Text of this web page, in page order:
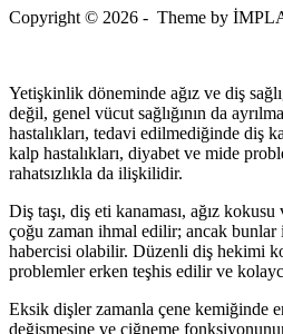
Copyright © 2026 - Theme by
Yetişkinlik döneminde ağız ve diş
değil, genel vücut sağlığının da
hastalıkları, tedavi edilmediğinde diş
kalp hastalıkları, diyabet ve mide
rahatsızlıkla da ilişkilidir.
Diş taşı, diş eti kanaması, ağız
çoğu zaman ihmal edilir; ancak bunlar
habercisi olabilir. Düzenli diş hekimi
problemler erken teşhis edilir ve
Eksik dişler zamanla çene kemiğinde
değişmesine ve çiğneme